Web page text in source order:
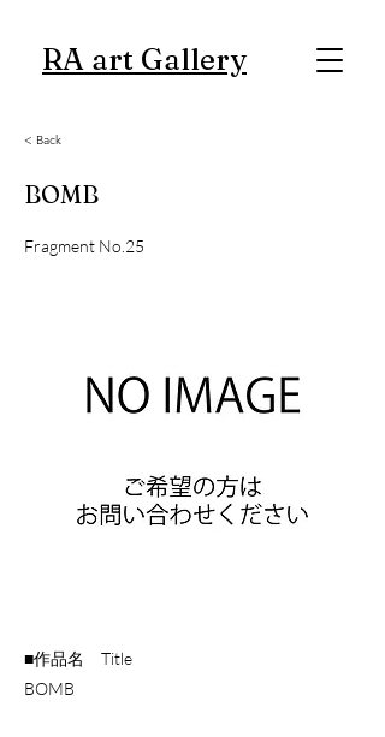
RA art Gallery
< Back
BOMB
Fragment No.25
■作品名 Title
BOMB